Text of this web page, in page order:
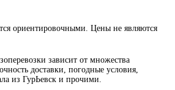
ориентировочными. Цены не являются
зависит от множества
доставки, погодные условия,
из ГурЬевск и прочими.